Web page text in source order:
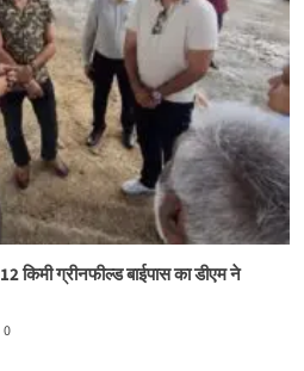
किमी ग्रीनफील्ड बाईपास का डीएम ने
0